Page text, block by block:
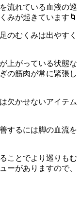
流れている血液の巡
みが起きています🌀
のむくみは出やすく
上がっている状態な
の筋肉が常に緊張し
欠かせないアイテム
するには脚の血流を
ことでより巡りもむ
ーがありますので、